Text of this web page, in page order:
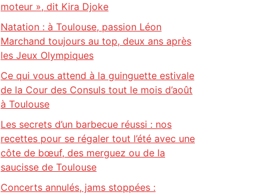
moteur », dit Kira Djoke
Natation : à Toulouse, passion Léon
Marchand toujours au top, deux ans après
les Jeux Olympiques
Ce qui vous attend à la guinguette estivale
de la Cour des Consuls tout le mois d’août
à Toulouse
Les secrets d’un barbecue réussi : nos
recettes pour se régaler tout l’été avec une
côte de bœuf, des merguez ou de la
saucisse de Toulouse
Concerts annulés, jams stoppées :